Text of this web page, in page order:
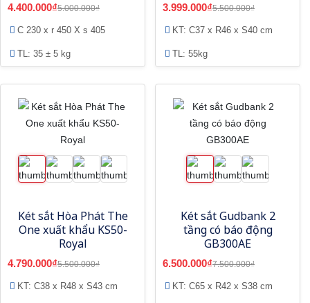
4.400.000₫5.000.000₫
C 230 x r 450 X s 405
TL: 35 ± 5 kg
3.999.000₫5.500.000₫
KT: C37 x R46 x S40 cm
TL: 55kg
Két sắt Hòa Phát The
One xuất khẩu KS50-
Royal
4.790.000₫5.500.000₫
KT: C38 x R48 x S43 cm
Két sắt Gudbank 2
tầng có báo động
GB300AE
6.500.000₫7.500.000₫
KT: C65 x R42 x S38 cm